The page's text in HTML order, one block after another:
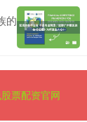
的
票配资官网